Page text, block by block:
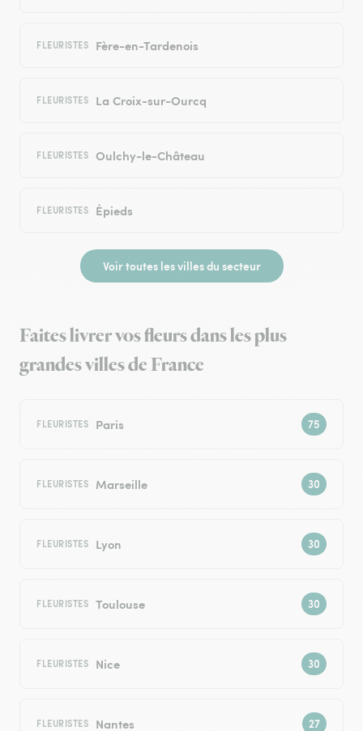
FLEURISTES Fère-en-Tardenois
FLEURISTES La Croix-sur-Ourcq
FLEURISTES Oulchy-le-Château
FLEURISTES Épieds
Voir toutes les villes du secteur
Faites livrer vos fleurs dans les plus
grandes villes de France
FLEURISTES Paris
FLEURISTES Marseille
FLEURISTES Lyon
FLEURISTES Toulouse
FLEURISTES Nice
FLEURISTES Nantes